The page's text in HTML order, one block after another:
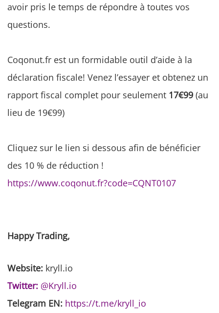
avoir pris le temps de répondre à toutes vos
questions.
Coqonut.fr est un formidable outil d’aide à la
déclaration fiscale! Venez l’essayer et obtenez un
rapport fiscal complet pour seulement 17€99 (au
lieu de 19€99)
Cliquez sur le lien si dessous afin de bénéficier
des 10 % de réduction !
https://www.coqonut.fr?code=CQNT0107
Happy Trading,
Website: kryll.io
Twitter: @Kryll.io
Telegram EN: https://t.me/kryll_io